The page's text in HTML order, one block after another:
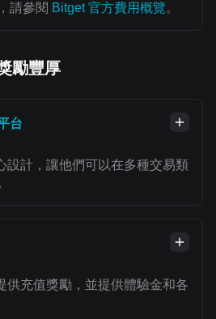
請參閱 Bitget 官方費用概覽。
勵豐厚
台
設計，讓他們可以在多種交易類
供充值獎勵，並提供體驗金和各